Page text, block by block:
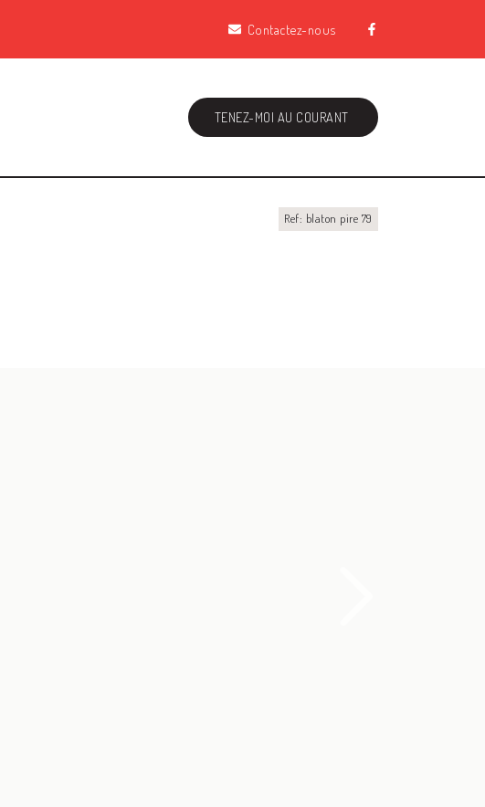
Contactez-nous
TENEZ-MOI AU COURANT
Ref: blaton pire 79